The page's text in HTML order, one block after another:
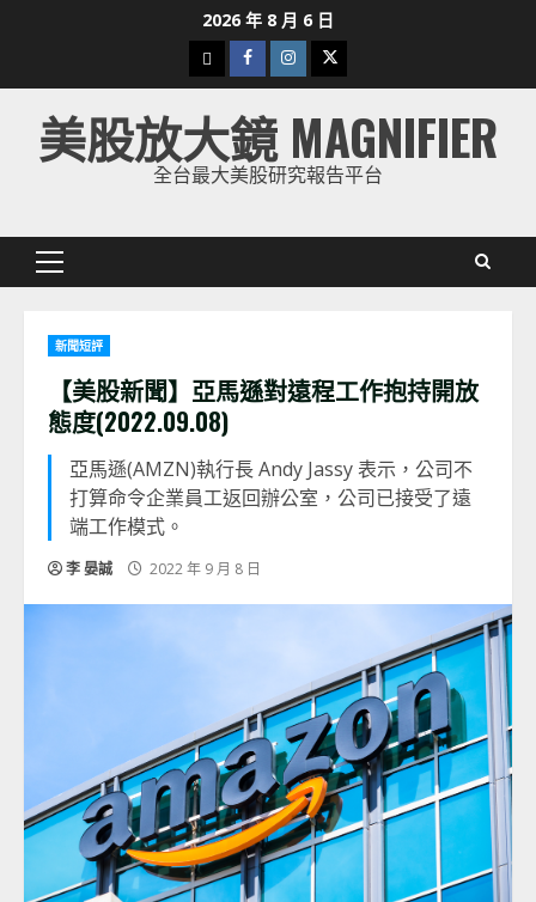
2026 年 8 月 6 日
下
載
美
股
Facebook
Instagram
Twitter
美股放大鏡 MAGNIFIER
全台最大美股研究報告平台
Primary
新聞短評
【美股新聞】亞馬遜對遠程工作抱持開放
態度(2022.09.08)
亞馬遜(AMZN)執行長 Andy Jassy 表示，公司不
打算命令企業員工返回辦公室，公司已接受了遠
端工作模式。
李 晏誠 2022 年 9 月 8 日